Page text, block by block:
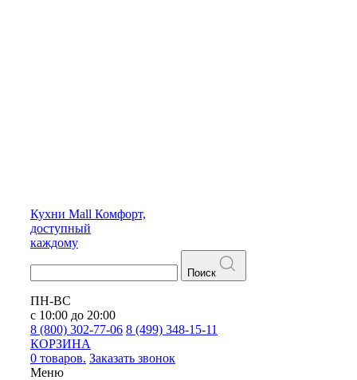
Кухни Mall Комфорт,
доступный
каждому
Поиск
ПН-ВС
с 10:00 до 20:00
8 (800) 302-77-06 8 (499) 348-15-11
КОРЗИНА
0 товаров. Заказать звонок
Меню